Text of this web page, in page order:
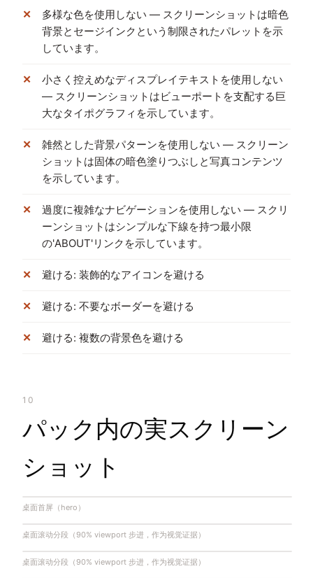
多様な色を使用しない — スクリーンショットは暗色
背景とセージインクという制限されたパレットを示
しています。
小さく控えめなディスプレイテキストを使用しない
— スクリーンショットはビューポートを支配する巨
大なタイポグラフィを示しています。
雑然とした背景パターンを使用しない — スクリーン
ショットは固体の暗色塗りつぶしと写真コンテンツ
を示しています。
過度に複雑なナビゲーションを使用しない — スクリ
ーンショットはシンプルな下線を持つ最小限
の'ABOUT'リンクを示しています。
避ける: 装飾的なアイコンを避ける
避ける: 不要なボーダーを避ける
避ける: 複数の背景色を避ける
10
パック内の実スクリーン
ショット
桌面首屏（hero）
桌面滚动分段（90% viewport 步进，作为视觉证据）
桌面滚动分段（90% viewport 步进，作为视觉证据）